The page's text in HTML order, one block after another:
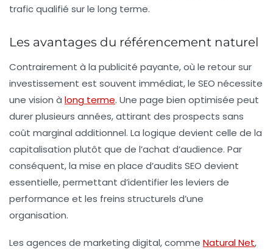
trafic qualifié sur le long terme.
Les avantages du référencement naturel
Contrairement à la publicité payante, où le retour sur
investissement est souvent immédiat, le SEO nécessite
une vision à long terme. Une page bien optimisée peut
durer plusieurs années, attirant des prospects sans
coût marginal additionnel. La logique devient celle de la
capitalisation plutôt que de l’achat d’audience. Par
conséquent, la mise en place d’audits SEO devient
essentielle, permettant d’identifier les leviers de
performance et les freins structurels d’une
organisation.
Les agences de marketing digital, comme Natural Net,